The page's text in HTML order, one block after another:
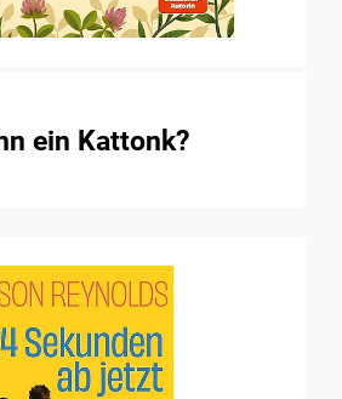
ein Kattonk?